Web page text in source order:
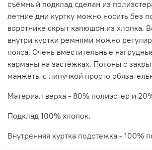
съёмный подклад сделан из
летние дни куртку можно носить без
воротнике скрыт капюшон из хлопка.
внутри куртки ремнями можно
пояса. Очень вместительные
карманы на застёжках. Погоны с
манжеты с липучкой просто
Материал верха - 80% полиэстер и
Подклад 100% хлопок.
Внутренняя куртка подстежка - 100%